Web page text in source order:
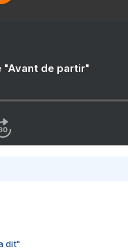
"Avant de partir"
dit"